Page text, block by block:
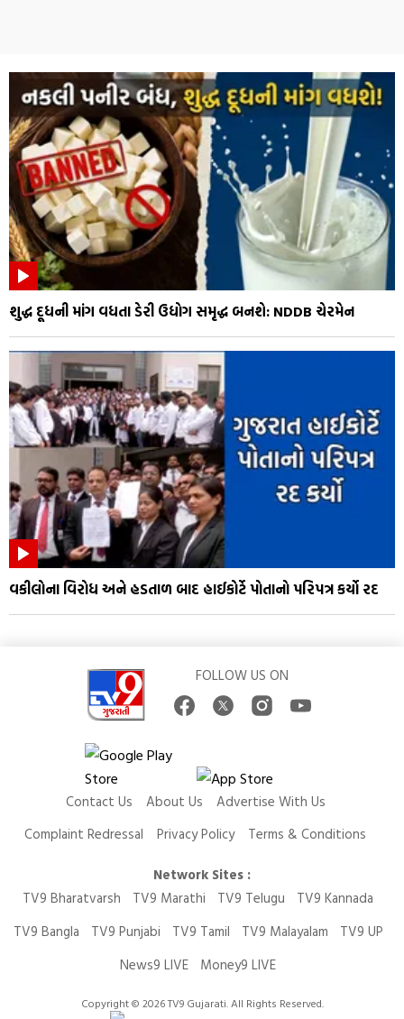
શુદ્ધ દૂધની માંગ વધતા ડેરી ઉદ્યોગ સમૃદ્ધ બનશે: NDDB ચેરમેન
વકીલોના વિરોધ અને હડતાળ બાદ હાઈકોર્ટે પોતાનો પરિપત્ર કર્યો રદ
FOLLOW US ON
Contact Us About Us
Advertise With Us
Complaint Redressal
Privacy Policy
Terms & Conditions
Network Sites :
TV9 Bharatvarsh
TV9 Marathi TV9 Telugu
TV9 Kannada
TV9 Bangla
TV9 Punjabi TV9 Tamil TV9 Malayalam
TV9 UP
News9 LIVE
Money9 LIVE
Copyright © 2026 TV9 Gujarati. All Rights Reserved.